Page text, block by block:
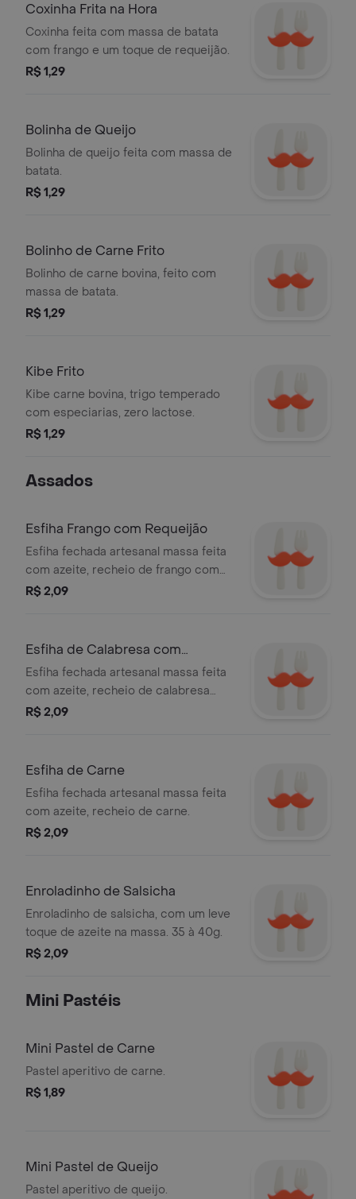
Coxinha Frita na Hora
Coxinha feita com massa de batata
com frango e um toque de requeijão.
R$ 1,29
Bolinha de Queijo
Bolinha de queijo feita com massa de
batata.
R$ 1,29
Bolinho de Carne Frito
Bolinho de carne bovina, feito com
massa de batata.
R$ 1,29
Kibe Frito
Kibe carne bovina, trigo temperado
com especiarias, zero lactose.
R$ 1,29
Assados
Esfiha Frango com Requeijão
Esfiha fechada artesanal massa feita
com azeite, recheio de frango com
requeijão.
R$ 2,09
Esfiha de Calabresa com
Requeijão
Esfiha fechada artesanal massa feita
com azeite, recheio de calabresa
com requeijão.
R$ 2,09
Esfiha de Carne
Esfiha fechada artesanal massa feita
com azeite, recheio de carne.
R$ 2,09
Enroladinho de Salsicha
Enroladinho de salsicha, com um leve
toque de azeite na massa. 35 à 40g.
R$ 2,09
Mini Pastéis
Mini Pastel de Carne
Pastel aperitivo de carne.
R$ 1,89
Mini Pastel de Queijo
Pastel aperitivo de queijo.